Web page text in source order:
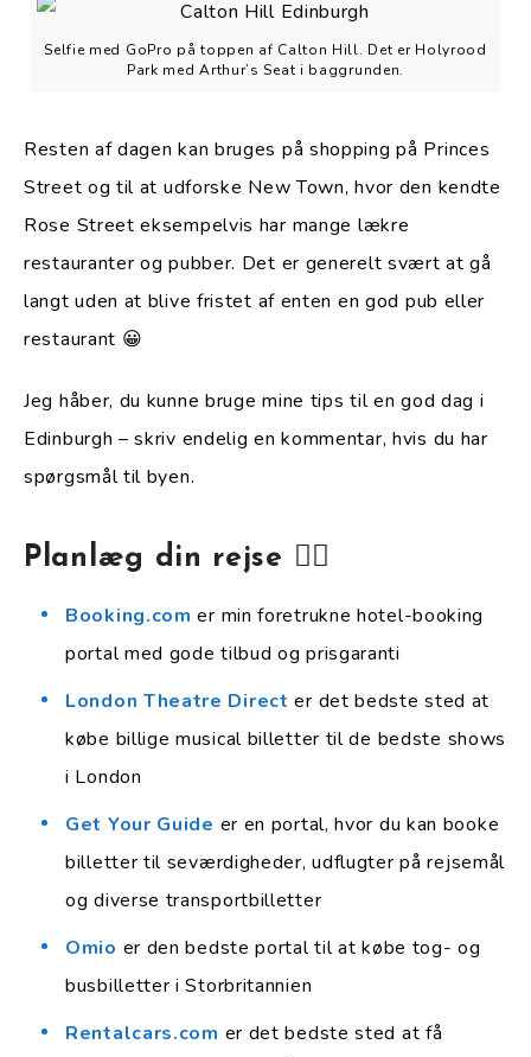
Selfie med GoPro på toppen af Calton Hill. Det er Holyrood
Park med Arthur’s Seat i baggrunden.
Resten af dagen kan bruges på shopping på Princes
Street og til at udforske New Town, hvor den kendte
Rose Street eksempelvis har mange lækre
restauranter og pubber. Det er generelt svært at gå
langt uden at blive fristet af enten en god pub eller
restaurant 😀
Jeg håber, du kunne bruge mine tips til en god dag i
Edinburgh – skriv endelig en kommentar, hvis du har
spørgsmål til byen.
Planlæg din rejse 👇🏻
Booking.com er min foretrukne hotel-booking
portal med gode tilbud og prisgaranti
London Theatre Direct er det bedste sted at
købe billige musical billetter til de bedste shows
i London
Get Your Guide er en portal, hvor du kan booke
billetter til seværdigheder, udflugter på rejsemål
og diverse transportbilletter
Omio er den bedste portal til at købe tog- og
busbilletter i Storbritannien
Rentalcars.com er det bedste sted at få